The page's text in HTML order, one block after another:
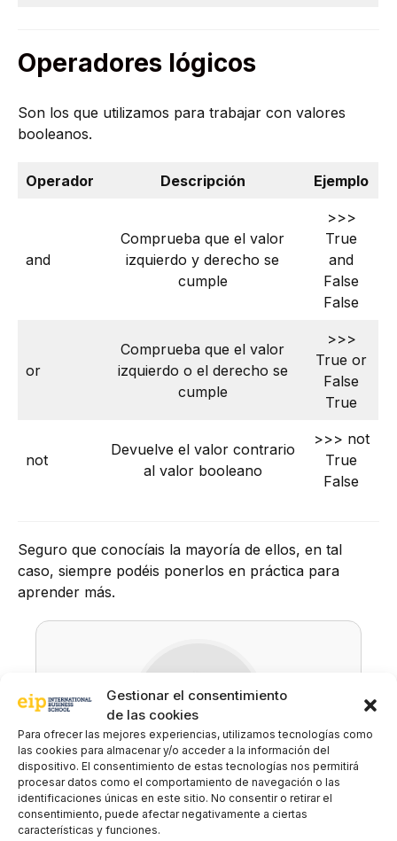
Gestionar el consentimiento
de las cookies
Para ofrecer las mejores experiencias, utilizamos tecnologías como
las cookies para almacenar y/o acceder a la información del
dispositivo. El consentimiento de estas tecnologías nos permitirá
procesar datos como el comportamiento de navegación o las
identificaciones únicas en este sitio. No consentir o retirar el
consentimiento, puede afectar negativamente a ciertas
características y funciones.
Operadores lógicos
Son los que utilizamos para trabajar con valores
booleanos.
Operador Descripción Ejemplo
and
Comprueba que el valor
izquierdo y derecho se
cumple
>>>
True
and
False
False
or
Comprueba que el valor
izquierdo o el derecho se
cumple
>>>
True or
False
True
not
Devuelve el valor contrario
al valor booleano
>>> not
True
False
Seguro que conocíais la mayoría de ellos, en tal
caso, siempre podéis ponerlos en práctica para
aprender más.
María José Peña